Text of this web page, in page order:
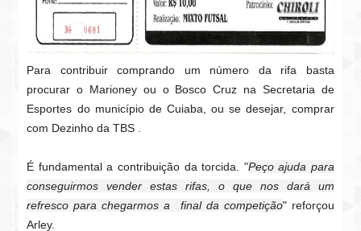
Para contribuir comprando um número da rifa basta
procurar o Marioney ou o Bosco Cruz na Secretaria de
Esportes do município de Cuiaba, ou se desejar, comprar
com Dezinho da TBS .
É fundamental a contribuição da torcida. "Peço ajuda para
conseguirmos vender estas rifas, o que nos dará um
refresco para chegarmos a final da competição" reforçou
Arley.